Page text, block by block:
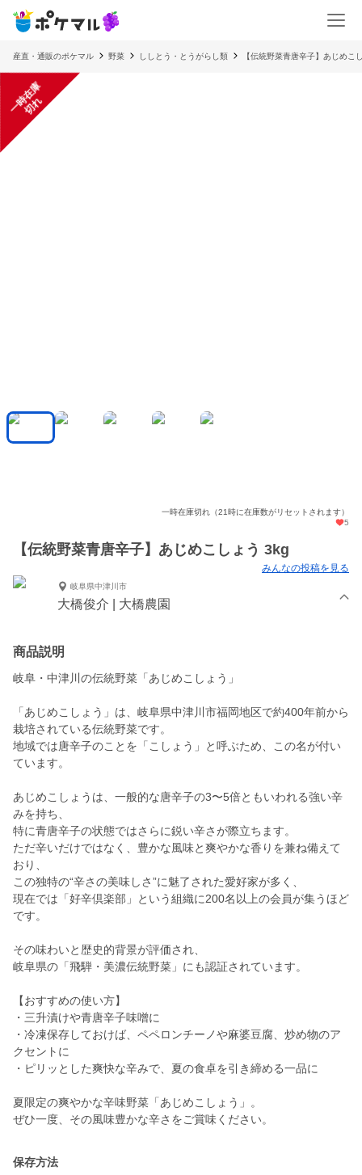
産直・通販のポケマル 野菜 ししとう・とうがらし類 【伝統野菜青唐辛子】あじめこ
一
時
在
庫
切
れ
一時在庫切れ（21時に在庫数がリセットされます）
5
【伝統野菜青唐辛子】あじめこしょう 3kg
みんなの投稿を見る
岐阜県中津川市
大橋俊介 | 大橋農園
商品説明
岐阜・中津川の伝統野菜「あじめこしょう」
「あじめこしょう」は、岐阜県中津川市福岡地区で約400年前から
栽培されている伝統野菜です。
地域では唐辛子のことを「こしょう」と呼ぶため、この名が付い
ています。
あじめこしょうは、一般的な唐辛子の3〜5倍ともいわれる強い辛
みを持ち、
特に青唐辛子の状態ではさらに鋭い辛さが際立ちます。
ただ辛いだけではなく、豊かな風味と爽やかな香りを兼ね備えて
おり、
この独特の“辛さの美味しさ”に魅了された愛好家が多く、
現在では「好辛倶楽部」という組織に200名以上の会員が集うほど
です。
その味わいと歴史的背景が評価され、
岐阜県の「飛騨・美濃伝統野菜」にも認証されています。
【おすすめの使い方】
・三升漬けや青唐辛子味噌に
・冷凍保存しておけば、ペペロンチーノや麻婆豆腐、炒め物のア
クセントに
・ピリッとした爽快な辛みで、夏の食卓を引き締める一品に
夏限定の爽やかな辛味野菜「あじめこしょう」。
保存方法